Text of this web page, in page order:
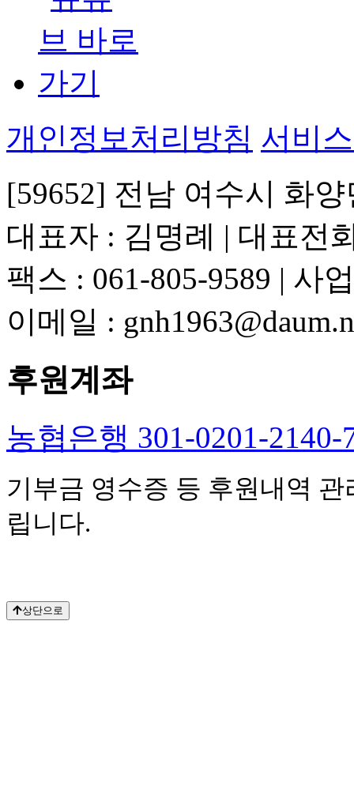
개인정보처리방침 서비
[59652] 전남 여수시 화
대표자 : 김명례 | 대표전
팩스 : 061-805-9589 | 사
이메일 :
후원계좌
농협은행 301-0201-
기부금 영수증 등 후원내역
립니다.
상단으로